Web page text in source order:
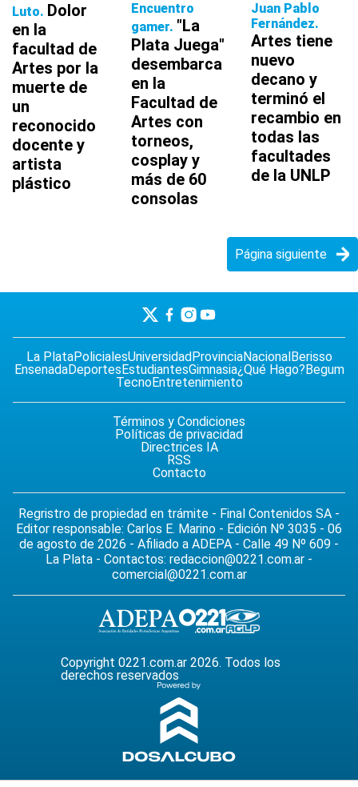
Luto Dolor
en la
facultad de
Artes por la
muerte de
un
reconocido
docente y
artista
plástico
Encuentro
gamer "La
Plata Juega"
desembarca
en la
Facultad de
Artes con
torneos,
cosplay y
más de 60
consolas
Juan Pablo
Fernández
Artes tiene
nuevo
decano y
terminó el
recambio en
todas las
facultades
de la UNLP
Página siguiente
La PlataPolicialesUniversidadProvinciaNacionalBerisso
EnsenadaDeportesEstudiantesGimnasia¿Qué Hago?Begum
TecnoEntretenimiento
Términos y Condiciones
Políticas de privacidad
Directrices IA
RSS
Contacto
Regristro de propiedad en trámite - Final Contenidos SA -
Editor responsable: Carlos E. Marino - Edición Nº 3035 - 06
de agosto de 2026 - Afiliado a ADEPA - Calle 49 Nº 609 -
La Plata - Contactos: redaccion@0221.com.ar -
comercial@0221.com.ar
Copyright 0221.com.ar 2026. Todos los
derechos reservados